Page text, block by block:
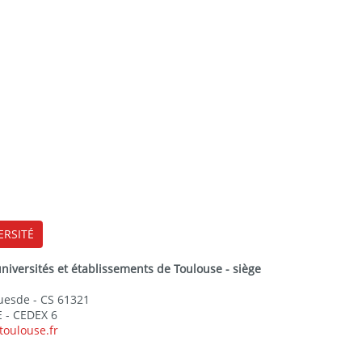
et établissements de Toulouse - siège
- CS 61321
- CEDEX 6